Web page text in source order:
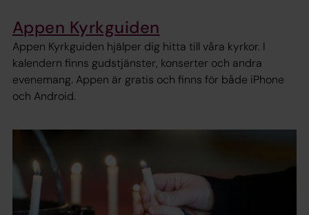
Appen Kyrkguiden
Appen Kyrkguiden hjälper dig hitta till våra kyrkor. I
kalendern finns gudstjänster, konserter och andra
evenemang. Appen är gratis och finns för både iPhone
och Android.